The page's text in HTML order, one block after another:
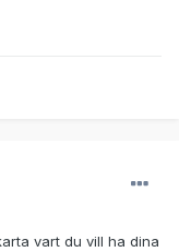
vart du vill ha dina